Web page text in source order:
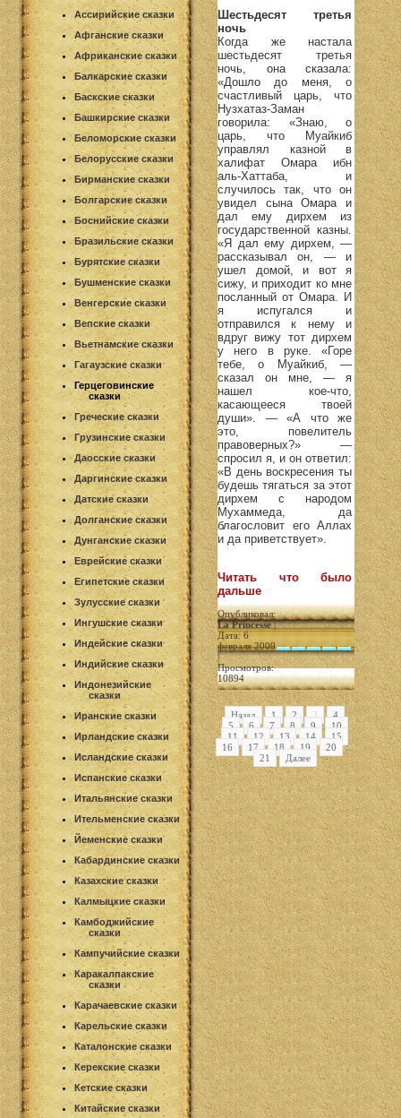
Ассирийские сказки
Афганские сказки
Африканские сказки
Балкарские сказки
Баскские сказки
Башкирские сказки
Беломорские сказки
Белорусские сказки
Бирманские сказки
Болгарские сказки
Боснийские сказки
Бразильские сказки
Бурятские сказки
Бушменские сказки
Венгерские сказки
Вепские сказки
Вьетнамские сказки
Гагаузские сказки
Герцеговинские
сказки
Греческие сказки
Грузинские сказки
Даосские сказки
Даргинские сказки
Датские сказки
Долганские сказки
Дунганские сказки
Еврейские сказки
Египетские сказки
Зулусские сказки
Ингушские сказки
Индейские сказки
Индийские сказки
Индонезийские
сказки
Иранские сказки
Ирландские сказки
Исландские сказки
Испанские сказки
Итальянские сказки
Ительменские сказки
Йеменские сказки
Кабардинские сказки
Казахские сказки
Калмыцкие сказки
Камбоджийские
сказки
Кампучийские сказки
Каракалпакские
сказки
Карачаевские сказки
Карельские сказки
Каталонские сказки
Керекские сказки
Кетские сказки
Китайские сказки
Шестьдесят третья
ночь
Когда же настала
шестьдесят третья
ночь, она сказала:
«Дошло до меня, о
счастливый царь, что
Нузхатаз-Заман
говорила: «Знаю, о
царь, что Муайкиб
управлял казной в
халифат Омара ибн
аль-Хаттаба, и
случилось так, что он
увидел сына Омара и
дал ему дирхем из
государственной казны.
«Я дал ему дирхем, —
рассказывал он, — и
ушел домой, и вот я
сижу, и приходит ко мне
посланный от Омара. И
я испугался и
отправился к нему и
вдруг вижу тот дирхем
у него в руке. «Горе
тебе, о Муайкиб, —
сказал он мне, — я
нашел кое-что,
касающееся твоей
души». — «А что же
это, повелитель
правоверных?» —
спросил я, и он ответил:
«В день воскресения ты
будешь тягаться за этот
дирхем с народом
Мухаммеда, да
благословит его Аллах
и да приветствует».
Читать что было
дальше
Опубликовал:
La Princesse|
Дата: 6
февраля 2009
|
Просмотров:
10894
Назад 1 2 3
4
5
6 7 8 9
10
11
12 13 14
15
16
17 18 19 20
...
21
Далее